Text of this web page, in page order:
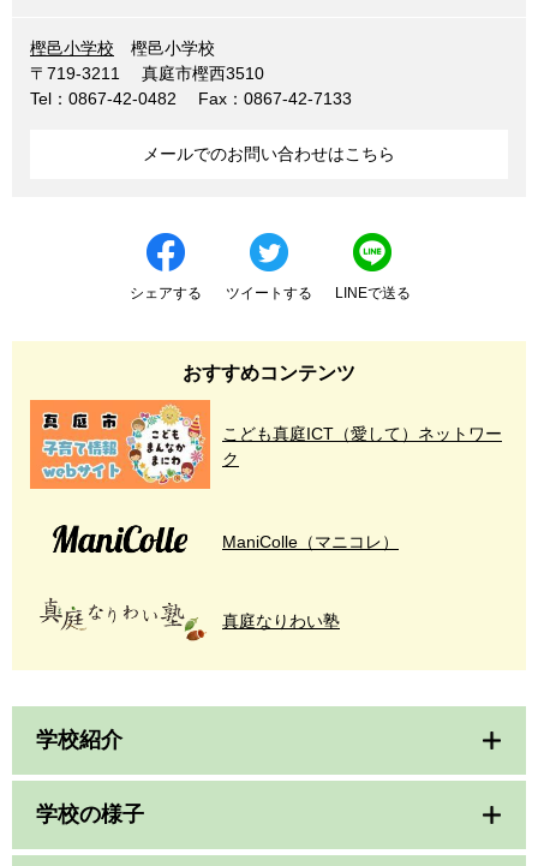
樫邑小学校
樫邑小学校
〒719-3211
真庭市樫西3510
Tel：0867-42-0482
Fax：0867-42-7133
メールでのお問い合わせはこちら
シェアする ツイートする LINEで送る
おすすめコンテンツ
こども真庭ICT（愛して）ネットワー
ク
ManiColle（マニコレ）
真庭なりわい塾
学校紹介
学校の様子